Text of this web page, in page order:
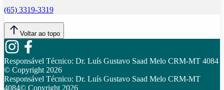
(65) 3319-3319
Voltar ao topo
Responsável Técnico: Dr. Luís Gustavo Saad Melo CRM-MT 4084
© Copyright 2026
Responsável Técnico: Dr. Luís Gustavo Saad Melo CRM-MT
4084© Copyright 2026